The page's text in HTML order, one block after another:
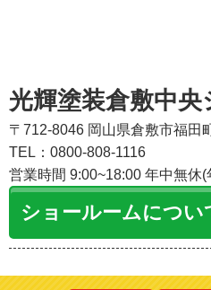
光輝塗装倉敷中
〒712-8046 岡山県倉敷市福田
TEL：0800-808-1116
営業時間 9:00~18:00 年中無休(
ショールームにつ